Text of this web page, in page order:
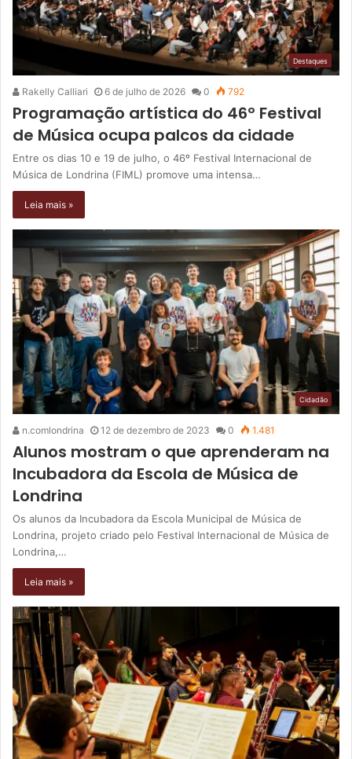
Destaques
Rakelly Calliari 6 de julho de 2026 0 792
Programação artística do 46º Festival
de Música ocupa palcos da cidade
Entre os dias 10 e 19 de julho, o 46º Festival Internacional de
Música de Londrina (FIML) promove uma intensa…
Leia mais »
Cidadão
n.comlondrina 12 de dezembro de 2023 0 1.481
Alunos mostram o que aprenderam na
Incubadora da Escola de Música de
Londrina
Os alunos da Incubadora da Escola Municipal de Música de
Londrina, projeto criado pelo Festival Internacional de Música de
Londrina,…
Leia mais »